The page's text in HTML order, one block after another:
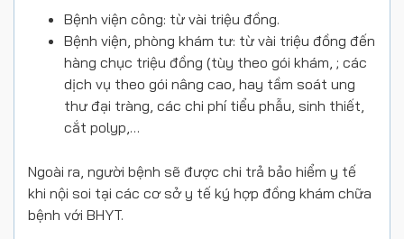
Bệnh viện công: từ vài triệu đồng.
Bệnh viện, phòng khám tư: từ vài triệu đồng đến
hàng chục triệu đồng (tùy theo gói khám, ; các
dịch vụ theo gói nâng cao, hay tầm soát ung
thư đại tràng, các chi phí tiểu phẫu, sinh thiết,
cắt polyp,…
Ngoài ra, người bệnh sẽ được chi trả bảo hiểm y tế
khi nội soi tại các cơ sở y tế ký hợp đồng khám chữa
bệnh với BHYT.